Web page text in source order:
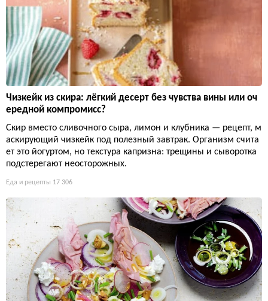
Чизкейк из скира: лёгкий десерт без чувства вины или оч
ередной компромисс?
Скир вместо сливочного сыра, лимон и клубника — рецепт, м
аскирующий чизкейк под полезный завтрак. Организм счита
ет это йогуртом, но текстура капризна: трещины и сыворотка
подстерегают неосторожных.
Еда и рецепты 17 306